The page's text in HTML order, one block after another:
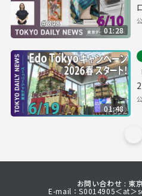
01:28
01:48
お問い合わせ : 東
E-mail：S0014905＜at